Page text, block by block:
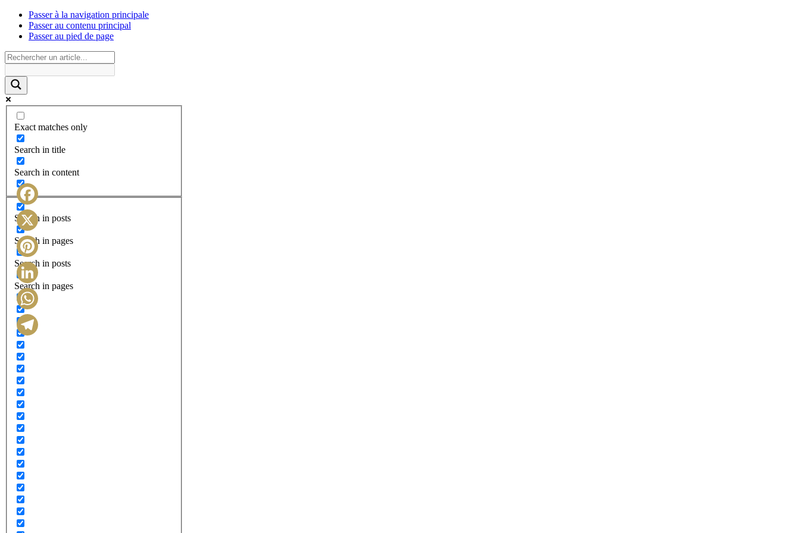
Passer à la navigation principale
Passer au contenu principal
Passer au pied de page
Exact matches only
Search in title
Search in content
Search in posts
Search in pages
Search in posts
Search in pages
Facebook
X
Pinterest
LinkedIn
WhatsApp
Telegram